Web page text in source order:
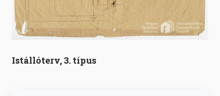
Istállóterv, 3. típus